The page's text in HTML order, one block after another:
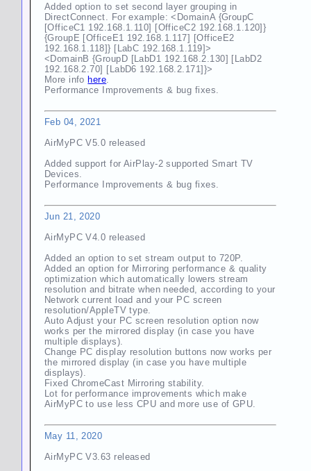
Added option to set second layer grouping in
DirectConnect. For example: <DomainA {GroupC
[OfficeC1 192.168.1.110] [OfficeC2 192.168.1.120]}
{GroupE [OfficeE1 192.168.1.117] [OfficeE2
192.168.1.118]} [LabC 192.168.1.119]>
<DomainB {GroupD [LabD1 192.168.2.130] [LabD2
192.168.2.70] [LabD6 192.168.2.171]}>
More info here
Performance Improvements & bug fixes.
Feb 04, 2021
AirMyPC V5.0 released
Added support for AirPlay-2 supported Smart TV
Devices.
Performance Improvements & bug fixes.
Jun 21, 2020
AirMyPC V4.0 released
Added an option to set stream output to 720P.
Added an option for Mirroring performance & quality
optimization which automatically lowers stream
resolution and bitrate when needed, according to your
Network current load and your PC screen
resolution/AppleTV type.
Auto Adjust your PC screen resolution option now
works per the mirrored display (in case you have
multiple displays).
Change PC display resolution buttons now works per
the mirrored display (in case you have multiple
displays).
Fixed ChromeCast Mirroring stability.
Lot for performance improvements which make
AirMyPC to use less CPU and more use of GPU.
May 11, 2020
AirMyPC V3.63 released